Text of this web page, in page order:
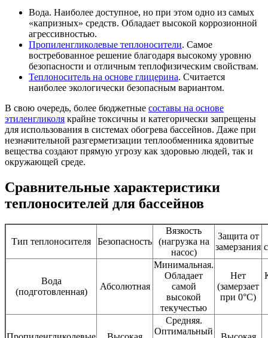
Вода. Наиболее доступное, но при этом одно из самых
«капризных» средств. Обладает высокой коррозионной
агрессивностью.
Пропиленгликолевые теплоносители. Самое
востребованное решение благодаря высокому уровню
безопасности и отличным теплофизическим свойствам.
Теплоноситель на основе глицерина. Считается
наиболее экологически безопасным вариантом.
В свою очередь, более бюджетные составы на основе
этиленгликоля крайне токсичны и категорически запрещены
для использования в системах обогрева бассейнов. Даже при
незначительной разгерметизации теплообменника ядовитые
вещества создают прямую угрозу как здоровью людей, так и
окружающей среде.
Сравнительные характеристики
теплоносителей для бассейнов
Тип теплоносителя Безопасность
Вязкость
(нагрузка на
насос)
Защита от
замерзания
Вода
(подготовленная)
Абсолютная
Минимальная.
Обладает
самой
высокой
текучестью
Нет
(замерзает
при 0°C)
Средняя.
Оптимальный